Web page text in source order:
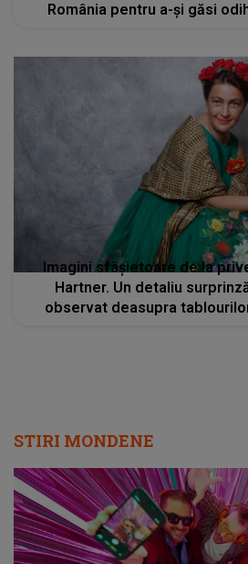
România pentru a-și găsi
Imagini sfâșietoare de la
Hartner. Un detaliu
observat deasupra
STIRI MONDENE